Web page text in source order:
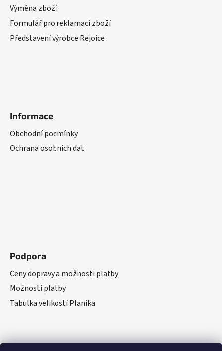
Výměna zboží
Formulář pro reklamaci zboží
Představení výrobce Rejoice
Informace
Obchodní podmínky
Ochrana osobních dat
Podpora
Ceny dopravy a možnosti platby
Možnosti platby
Tabulka velikostí Planika